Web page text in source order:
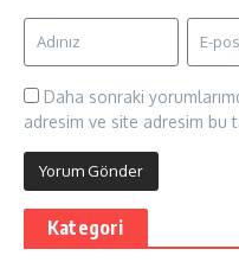
Daha sonraki
adresim ve site adresim bu
Kategori